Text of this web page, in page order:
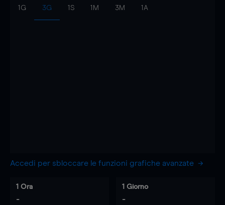
1G 3G 1S 1M 3M 1A
Accedi per sbloccare le funzioni grafiche avanzate
1 Ora
-
1 Giorno
-